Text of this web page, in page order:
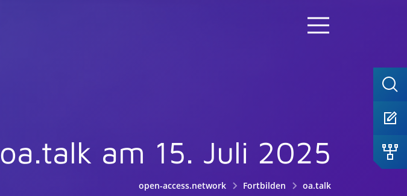
oa.talk am 15. Juli 2025
open-access.network Fortbilden
oa.talk